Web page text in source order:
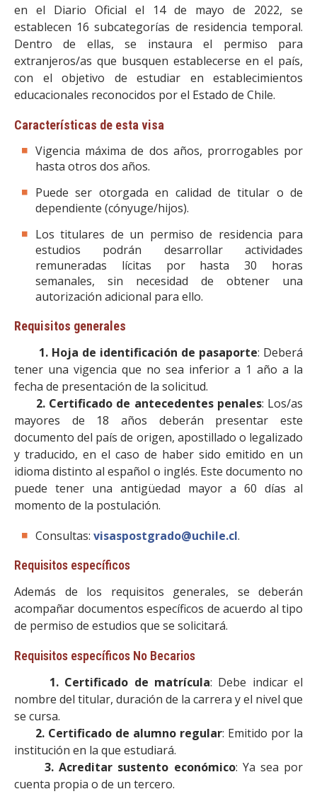
en el Diario Oficial el 14 de mayo de 2022, se
establecen 16 subcategorías de residencia temporal.
Dentro de ellas, se instaura el permiso para
extranjeros/as que busquen establecerse en el país,
con el objetivo de estudiar en establecimientos
educacionales reconocidos por el Estado de Chile.
Características de esta visa
Vigencia máxima de dos años, prorrogables por
hasta otros dos años.
Puede ser otorgada en calidad de titular o de
dependiente (cónyuge/hijos).
Los titulares de un permiso de residencia para
estudios podrán desarrollar actividades
remuneradas lícitas por hasta 30 horas
semanales, sin necesidad de obtener una
autorización adicional para ello.
Requisitos generales
1. Hoja de identificación de pasaporte: Deberá
tener una vigencia que no sea inferior a 1 año a la
fecha de presentación de la solicitud.
2. Certificado de antecedentes penales: Los/as
mayores de 18 años deberán presentar este
documento del país de origen, apostillado o legalizado
y traducido, en el caso de haber sido emitido en un
idioma distinto al español o inglés. Este documento no
puede tener una antigüedad mayor a 60 días al
momento de la postulación.
Consultas: visaspostgrado@uchile.cl.
Requisitos específicos
Además de los requisitos generales, se deberán
acompañar documentos específicos de acuerdo al tipo
de permiso de estudios que se solicitará.
Requisitos específicos No Becarios
1. Certificado de matrícula: Debe indicar el
nombre del titular, duración de la carrera y el nivel que
se cursa.
2. Certificado de alumno regular: Emitido por la
institución en la que estudiará.
3. Acreditar sustento económico: Ya sea por
cuenta propia o de un tercero.